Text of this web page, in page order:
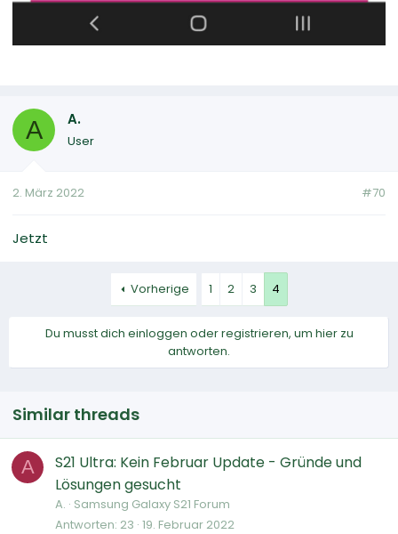
A A.
User
2. März 2022 #70
Jetzt
Vorherige 1 2 3 4
Du musst dich einloggen oder registrieren, um hier zu
antworten.
Similar threads
A
S21 Ultra: Kein Februar Update - Gründe und
Lösungen gesucht
A. Samsung Galaxy S21 Forum
Antworten 23 19. Februar 2022